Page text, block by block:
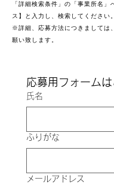
「詳細検索条件」の「事業所名」
ス】と入力し、検索してください。
※詳細、応募方法につきましては
願い致します。
応募用フォームは
氏名
ふりがな
メールアドレス